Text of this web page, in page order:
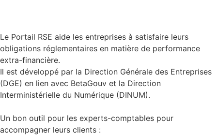
Le Portail RSE aide les entreprises à satisfaire leurs
obligations réglementaires en matière de performance
extra-financière.
Il est développé par la Direction Générale des Entreprises
(DGE) en lien avec BetaGouv et la Direction
Interministérielle du Numérique (DINUM).
Un bon outil pour les experts-comptables pour
accompagner leurs clients :